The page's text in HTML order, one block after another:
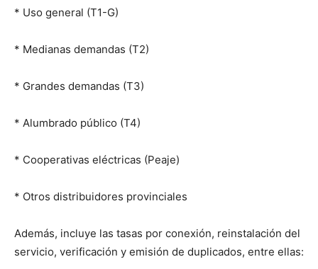
* Uso general (T1-G)
* Medianas demandas (T2)
* Grandes demandas (T3)
* Alumbrado público (T4)
* Cooperativas eléctricas (Peaje)
* Otros distribuidores provinciales
Además, incluye las tasas por conexión, reinstalación del
servicio, verificación y emisión de duplicados, entre ellas: